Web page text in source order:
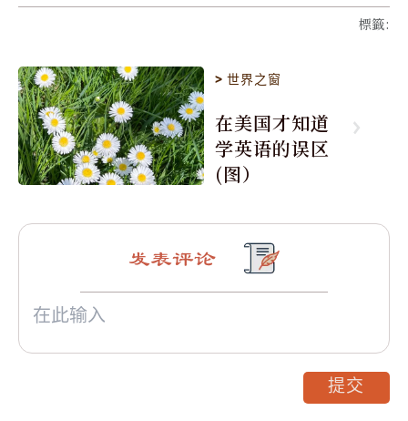
標籤:
>世界之窗
在美国才知道
学英语的误区
(图）
发表评论
提交